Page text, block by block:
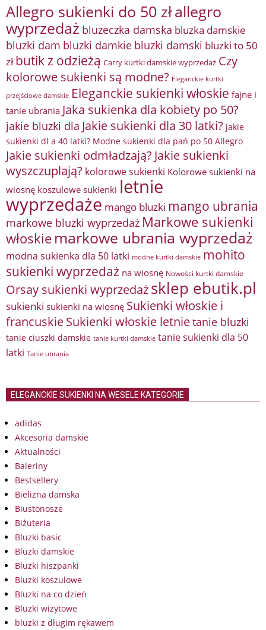
Allegro sukienki do 50 złallegro
wyprzedaż bluzeczka damska bluzka damskie
bluzki dam bluzki damkie bluzki damski bluzki to 50
zł butik z odzieżą Carry kurtki damskie wyprzedaż Czy
kolorowe sukienki są modne? Eleganckie kurtki
przejściowe damskie Eleganckie sukienki włoskie fajne i
tanie ubrania Jaka sukienka dla kobiety po 50?
jakie bluzki dla Jakie sukienki dla 30 latki? jakie
sukienki dl a 40 latki? Modne sukienki dla pań po 50 Allegro
Jakie sukienki odmładzają? Jakie sukienki
wyszczuplają? kolorowe sukienki Kolorowe sukienki na
wiosnę koszulowe sukienki letnie
wyprzedaże mango bluzki mango ubrania
markowe bluzki wyprzedaż Markowe sukienki
włoskie markowe ubrania wyprzedaż
modna sukienka dla 50 latki modne kurtki damskie mohito
sukienki wyprzedaż na wiosnę Nowości kurtki damskie
Orsay sukienki wyprzedażsklep ebutik.pl
sukienki sukienki na wiosnę Sukienki włoskie i
francuskieSukienki włoskie letnietanie bluzki
tanie ciuszki damskie tanie kurtki damskie tanie sukienki dla 50
latki Tanie ubrania
ELEGANCKIE SUKIENKI NA WESELE KATEGORIE
adidas
Akcesoria damskie
Aktualności
Baleriny
Bestsellery
Bielizna damska
Biustonosze
Biżuteria
Bluzki basic
Bluzki damskie
Bluzki hiszpanki
Bluzki koszulowe
Bluzki na co dzień
Bluzki wizytowe
bluzki z długim rękawem